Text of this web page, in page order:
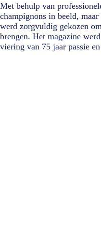
Met behulp van
champignons in beeld,
werd zorgvuldig gekozen
brengen. Het magazine
viering van 75 jaar passie